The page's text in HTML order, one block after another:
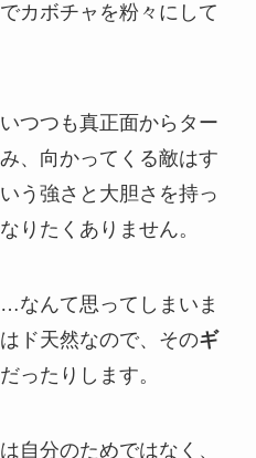
カボチャを粉々にして
つつも真正面からター
、向かってくる敵はす
う強さと大胆さを持っ
りたくありません。
なんて思ってしまいま
ド天然なので、そのギ
だったりします。
自分のためではなく、